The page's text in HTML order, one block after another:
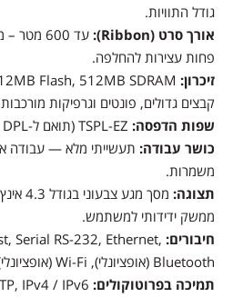
גודל התוויות.
אורך סרט (Ribbon):
עד 600
פחות עצירות להחלפה.
זיכרון:
קבצים גדולים, פונטים וגרפיקות
שפות הדפסה:
כושר עבודה: תעשייתי מלא — עבודה
משמרות.
תצוגה:
מסך
ממשק ידידותי למשתמש.
חיבורים: Serial RS-232, Ethernet,
Bluetooth (אופציונלי), Wi-Fi (אופציונלי).
תמיכה בפרוטוקולים: